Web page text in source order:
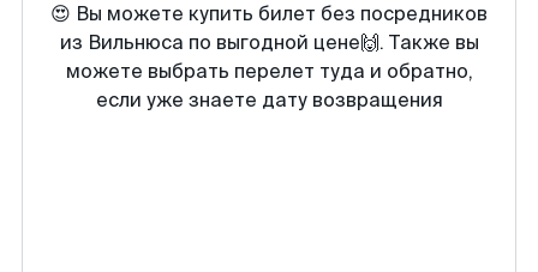
😍 Вы можете купить билет без посредников
из Вильнюса по выгодной цене🙌. Также вы
можете выбрать перелет туда и обратно,
если уже знаете дату возвращения